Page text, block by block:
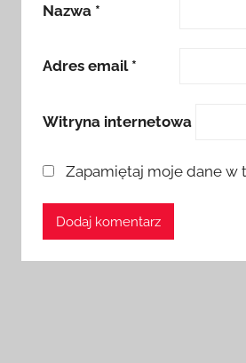
Nazwa *
Adres email *
Witryna internetowa
Zapamiętaj moje dane w